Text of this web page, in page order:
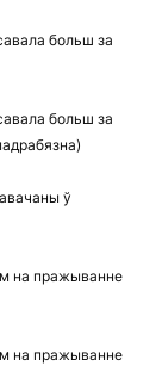
больш за
больш за
ў
на пражыванне
на пражыванне